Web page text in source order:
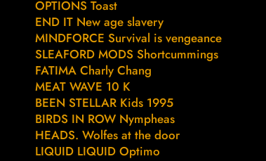
OPTIONS Toast
END IT New age slavery
MINDFORCE Survival is vengeance
SLEAFORD MODS Shortcummings
FATIMA Charly Chang
MEAT WAVE 10 K
BEEN STELLAR Kids 1995
BIRDS IN ROW Nympheas
HEADS. Wolfes at the door
LIQUID LIQUID Optimo